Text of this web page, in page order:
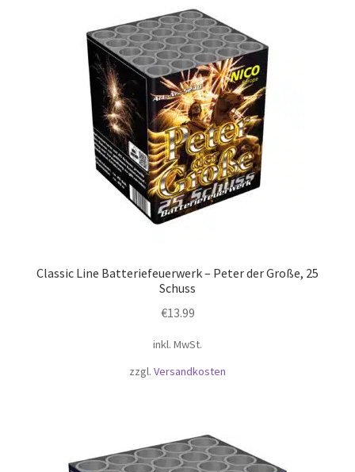
Classic Line Batteriefeuerwerk – Peter der Große, 25
Schuss
€13.99
inkl. MwSt.
zzgl. Versandkosten